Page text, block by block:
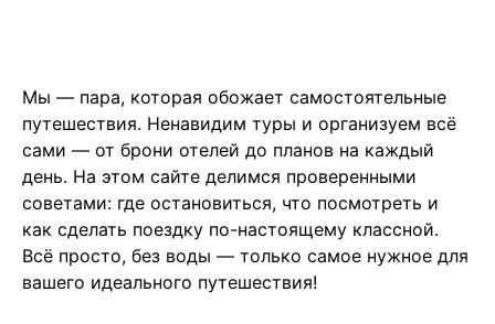
Мы — пара, которая обожает самостоятельные
путешествия. Ненавидим туры и организуем всё
сами — от брони отелей до планов на каждый
день. На этом сайте делимся проверенными
советами: где остановиться, что посмотреть и
как сделать поездку по-настоящему классной.
Всё просто, без воды — только самое нужное для
вашего идеального путешествия!